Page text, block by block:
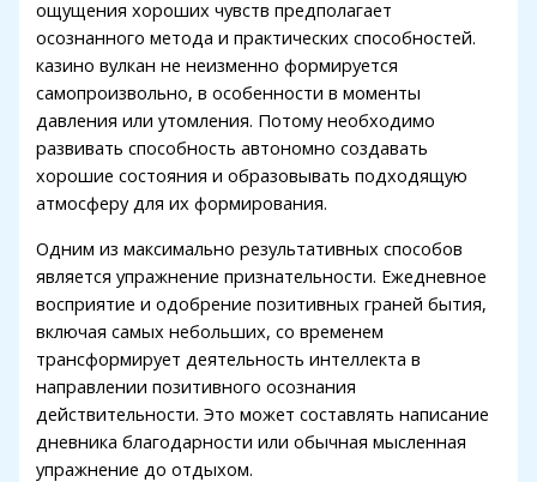
ощущения хороших чувств предполагает
осознанного метода и практических способностей.
казино вулкан не неизменно формируется
самопроизвольно, в особенности в моменты
давления или утомления. Потому необходимо
развивать способность автономно создавать
хорошие состояния и образовывать подходящую
атмосферу для их формирования.
Одним из максимально результативных способов
является упражнение признательности. Ежедневное
восприятие и одобрение позитивных граней бытия,
включая самых небольших, со временем
трансформирует деятельность интеллекта в
направлении позитивного осознания
действительности. Это может составлять написание
дневника благодарности или обычная мысленная
упражнение до отдыхом.